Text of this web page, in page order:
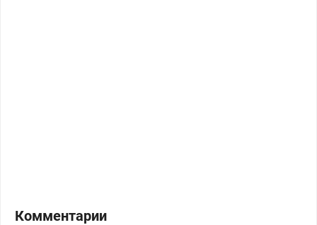
Комментарии